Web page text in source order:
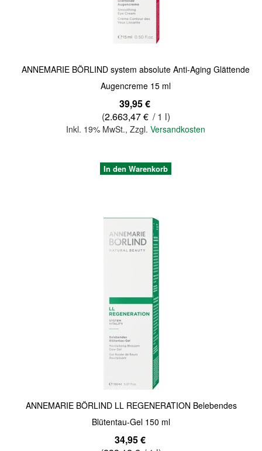
ANNEMARIE BÖRLIND system absolute Anti-Aging Glättende
Augencreme 15 ml
39,95 €
(2.663,47 € / 1 l)
Inkl. 19% MwSt.,Zzgl.Versandkosten
In den Warenkorb
ANNEMARIE BÖRLIND LL REGENERATION Belebendes
Blütentau-Gel 150 ml
34,95 €